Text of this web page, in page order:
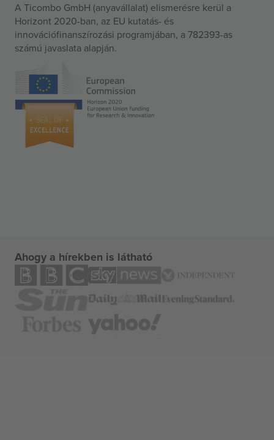
A Ticombo GmbH (anyavállalat) elismerésre kerül a
Horizont 2020-ban, az EU kutatás- és
innovációfinanszírozási programjában, a 782393-as
számú javaslata alapján.
Ahogy a hírekben is látható